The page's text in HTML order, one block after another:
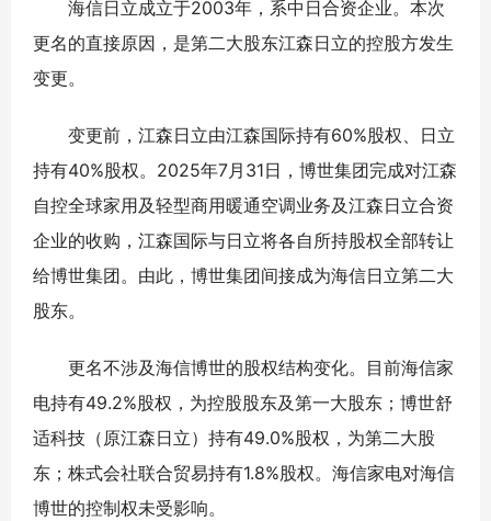
海信日立成立于2003年，系中日合资企业。本次
更名的直接原因，是第二大股东江森日立的控股方发生
变更。
变更前，江森日立由江森国际持有60%股权、日立
持有40%股权。2025年7月31日，博世集团完成对江森
自控全球家用及轻型商用暖通空调业务及江森日立合资
企业的收购，江森国际与日立将各自所持股权全部转让
给博世集团。由此，博世集团间接成为海信日立第二大
股东。
更名不涉及海信博世的股权结构变化。目前海信家
电持有49.2%股权，为控股股东及第一大股东；博世舒
适科技（原江森日立）持有49.0%股权，为第二大股
东；株式会社联合贸易持有1.8%股权。海信家电对海信
博世的控制权未受影响。